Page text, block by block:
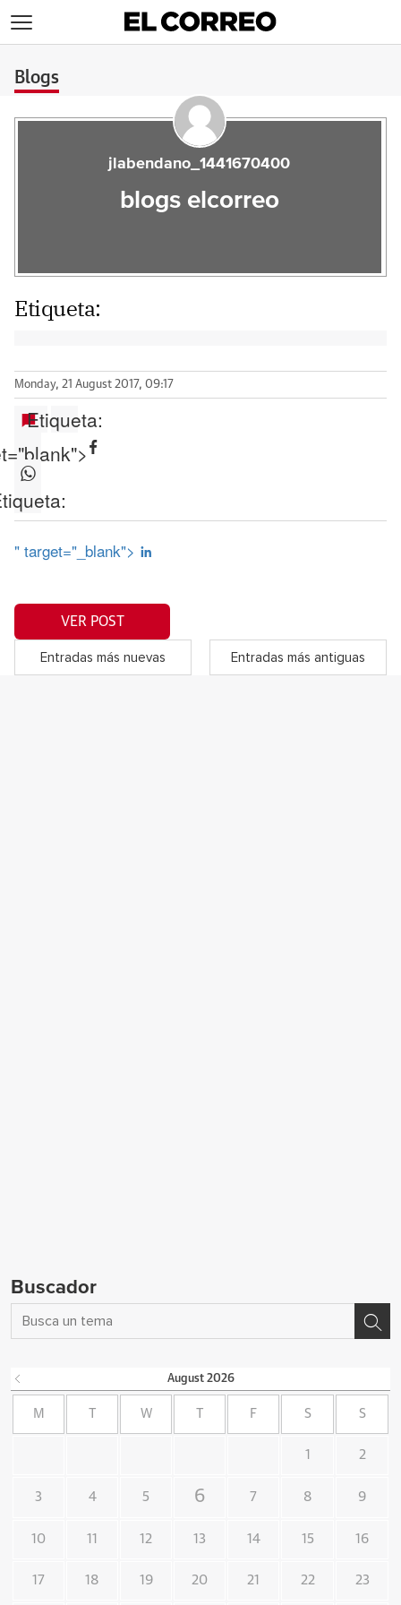
Blogs
jlabendano_1441670400
blogs elcorreo
Etiqueta:
Monday, 21 August 2017, 09:17
Etiqueta:
" target="_blank">
VER POST
Entradas más nuevas Entradas más antiguas
Buscador
August 2026
M W F S S
1 2
3 4 5 6 7 8 9
10 11 12 13 14 15 16
17 18 19 20 21 22 23